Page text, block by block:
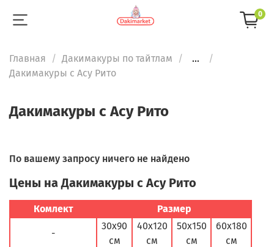
0
Главная Дакимакуры по тайтлам
...
Дакимакуры с Асу Рито
Дакимакуры с Асу Рито
По вашему запросу ничего не найдено
Цены на Дакимакуры с Асу Рито
Комлект Размер
-
30х90
см
40х120
см
50х150
см
60х180
см